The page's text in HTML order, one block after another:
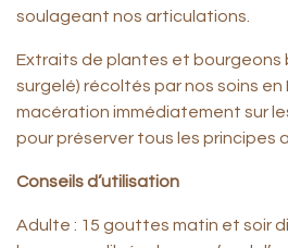
soulageant nos articulations.
Extraits de plantes et bourgeons
surgelé) récoltés par nos soins en
macération immédiatement sur
pour préserver tous les principes
Conseils d’utilisation
Adulte : 15 gouttes matin et soir